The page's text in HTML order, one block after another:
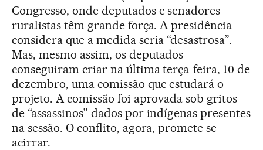
Congresso, onde deputados e senadores
ruralistas têm grande força. A presidência
considera que a medida seria “desastrosa”.
Mas, mesmo assim, os deputados
conseguiram criar na última terça-feira, 10 de
dezembro, uma comissão que estudará o
projeto. A comissão foi aprovada sob gritos
de “assassinos” dados por indígenas presentes
na sessão. O conflito, agora, promete se
acirrar.